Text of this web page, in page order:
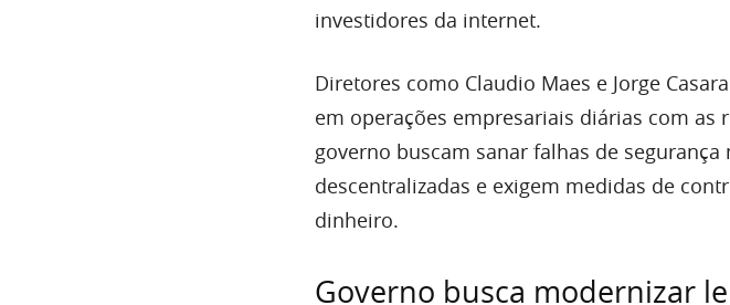
investidores da internet.
Diretores como Claudio Maes e Jorge
em operações empresariais diárias com as
governo buscam sanar falhas de
descentralizadas e exigem medidas de
dinheiro.
Governo busca modernizar